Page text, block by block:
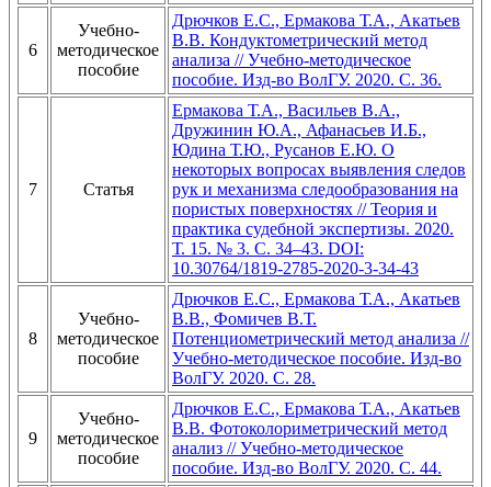
6
Учебно-
методическое
пособие
Дрючков Е.С., Ермакова Т.А., Акатьев
В.В. Кондуктометрический метод
анализа // Учебно-методическое
пособие. Изд-во ВолГУ. 2020. С. 36.
7 Статья
Ермакова Т.А., Васильев В.А.,
Дружинин Ю.А., Афанасьев И.Б.,
Юдина Т.Ю., Русанов Е.Ю. О
некоторых вопросах выявления следов
рук и механизма следообразования на
пористых поверхностях // Теория и
практика судебной экспертизы. 2020.
Т. 15. № 3. С. 34–43. DOI:
10.30764/1819-2785-2020-3-34-43
8
Учебно-
методическое
пособие
Дрючков Е.С., Ермакова Т.А., Акатьев
В.В., Фомичев В.Т.
Потенциометрический метод анализа //
Учебно-методическое пособие. Изд-во
ВолГУ. 2020. С. 28.
9
Учебно-
методическое
пособие
Дрючков Е.С., Ермакова Т.А., Акатьев
В.В. Фотоколориметрический метод
анализ // Учебно-методическое
пособие. Изд-во ВолГУ. 2020. С. 44.